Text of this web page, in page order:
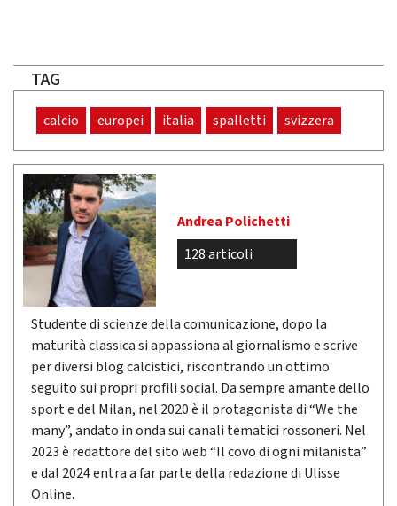
TAG
calcio europei italia spalletti svizzera
Andrea Polichetti
128 articoli
Studente di scienze della comunicazione, dopo la
maturità classica si appassiona al giornalismo e scrive
per diversi blog calcistici, riscontrando un ottimo
seguito sui propri profili social. Da sempre amante dello
sport e del Milan, nel 2020 è il protagonista di “We the
many”, andato in onda sui canali tematici rossoneri. Nel
2023 è redattore del sito web “Il covo di ogni milanista”
e dal 2024 entra a far parte della redazione di Ulisse
Online.